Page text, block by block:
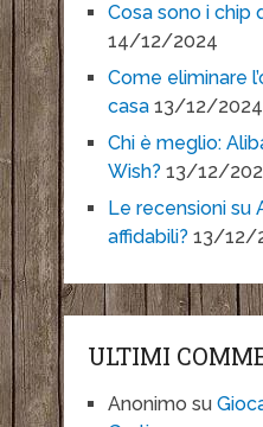
Cosa sono i chip
14/12/2024
Come eliminare
casa 13/12/2024
Chi è meglio:
Wish? 13/12/
Le recensioni su
affidabili? 13/12/
ULTIMI
Anonimo su